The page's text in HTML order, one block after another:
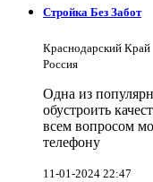
Стройка Без Забот
Краснодарский Край
Россия
Одна из
обустроить
всем вопросом
телефону
11-01-2024 22:47